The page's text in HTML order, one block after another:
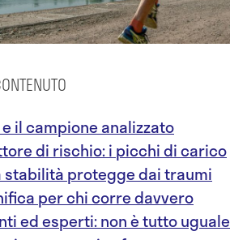
il campione analizzato
di rischio: i picchi di carico
stabilità protegge dai traumi
per chi corre davvero
ed esperti: non è tutto uguale